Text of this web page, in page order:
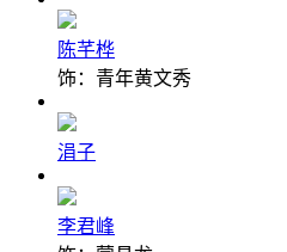
陈芊桦
饰：青年黄文秀
涓子
李君峰